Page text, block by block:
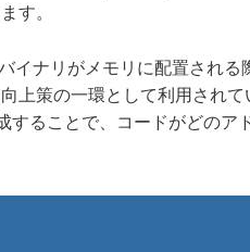
す。
イナリがメモリに配置される
上策の一環として利用されて
することで、コードがどのア